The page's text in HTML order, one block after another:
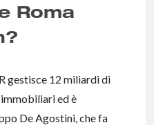
Roma
gestisce 12 miliardi di
ed è
De Agostini, che fa